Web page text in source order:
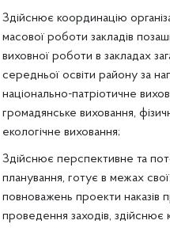
Здійснює координацію
масової роботи закладів
виховної роботи в закладах
середньої освіти району за
національно-патріотичне
громадянське виховання,
екологічне виховання;
Здійснює перспективне та
планування, готує в межах
повноважень проекти наказів
проведення заходів, здійснює